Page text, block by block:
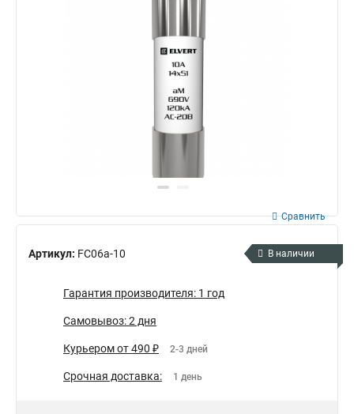
Артикул: FC06a-10
Сравнить
В наличии
Гарантия производителя: 1 год
Самовывоз: 2 дня
Курьером от 490 ₽ 2-3 дней
Срочная доставка: 1 день